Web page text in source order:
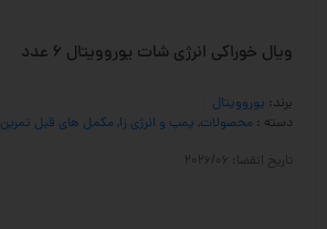
ویال خوراکی انرژی شات یوروویتال 6 عدد
برند: یوروویتال
دسته : محصولات پمپ و انرژی زا مکمل های قبل تمرین
تاریخ انقضا: 2026/06